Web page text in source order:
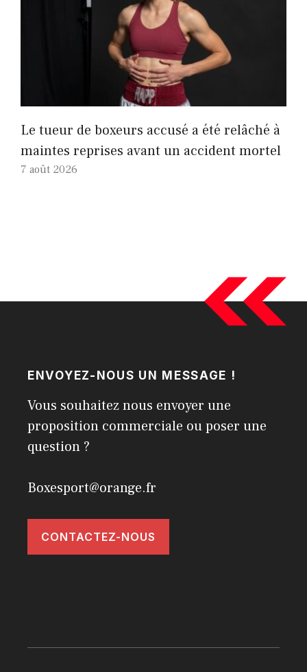
Le tueur de boxeurs accusé a été relâché à
maintes reprises avant un accident mortel
7 août 2026
ENVOYEZ-NOUS UN MESSAGE !
Vous souhaitez nous envoyer une
proposition commerciale ou poser une
question ?
Boxesport@orange.fr
CONTACTEZ-NOUS